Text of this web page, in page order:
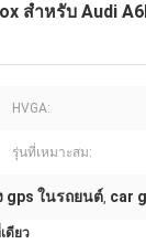
สำหรับ Audi
HVGA:
รุ่นที่เหมาะสม:
gps ในรถยนต์, car
ดียว